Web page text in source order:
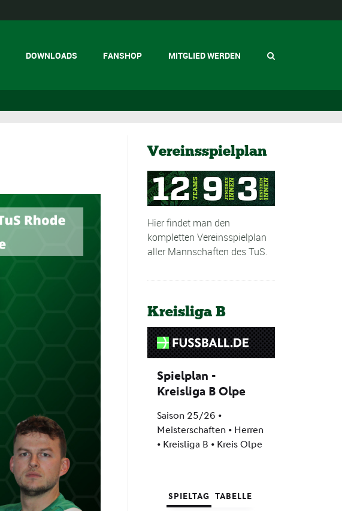
DOWNLOADS FANSHOP MITGLIED WERDEN
Vereinsspielplan
Hier findet man den
kompletten Vereinsspielplan
aller Mannschaften des TuS.
Kreisliga B